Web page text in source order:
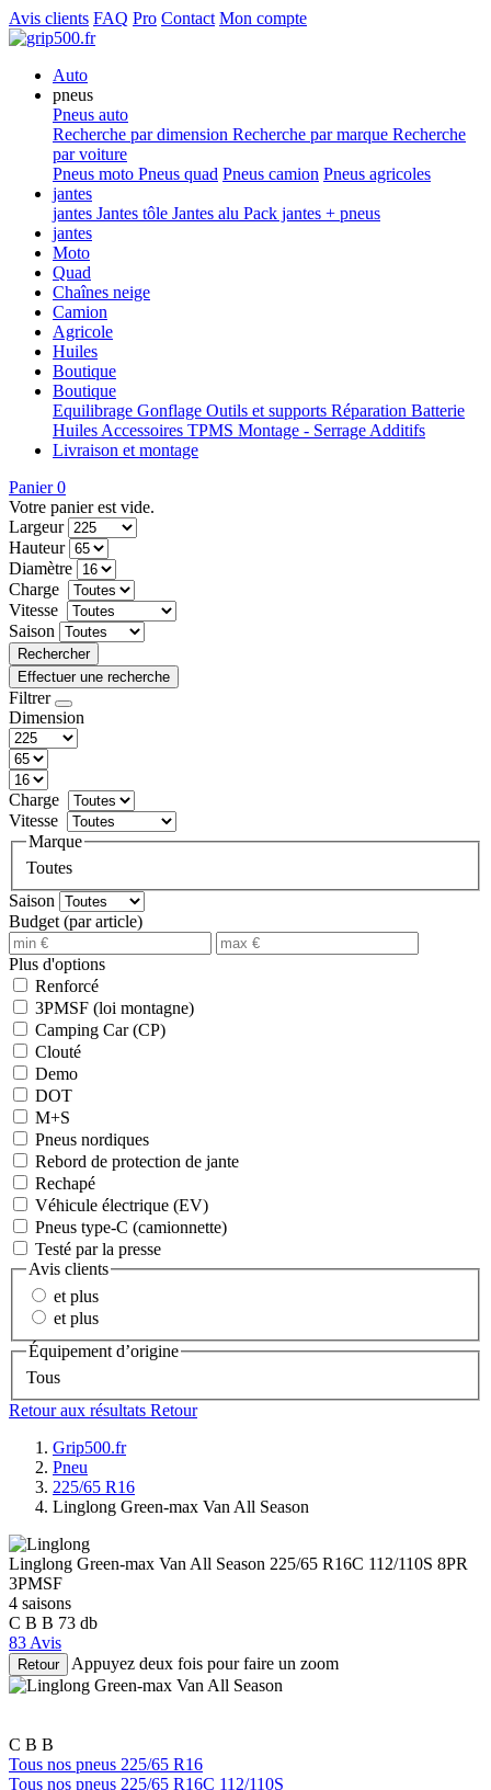
Avis clients FAQ Pro Contact Mon compte
Auto
pneus
Pneus auto
Recherche par dimension Recherche par marque Recherche
par voiture
Pneus moto Pneus quad Pneus camion Pneus agricoles
jantes
jantes Jantes tôle Jantes alu Pack jantes + pneus
jantes
Moto
Quad
Chaînes neige
Camion
Agricole
Huiles
Boutique
Boutique
Equilibrage Gonflage Outils et supports Réparation Batterie
Huiles Accessoires TPMS Montage - Serrage Additifs
Livraison et montage
Panier 0
Votre panier est vide.
Largeur
Hauteur
Diamètre
Charge
Vitesse
Saison
Rechercher
Effectuer une recherche
Filtrer
Dimension
Charge
Vitesse
Marque
Toutes
Saison
Budget (par article)
Plus d'options
Renforcé
3PMSF (loi montagne)
Camping Car (CP)
Clouté
Demo
DOT
M+S
Pneus nordiques
Rebord de protection de jante
Rechapé
Véhicule électrique (EV)
Pneus type-C (camionnette)
Testé par la presse
Avis clients
et plus
et plus
Équipement d’origine
Tous
Retour aux résultats Retour
Grip500.fr
Pneu
225/65 R16
Linglong Green-max Van All Season
Linglong Green-max Van All Season 225/65 R16C 112/110S 8PR
3PMSF
4 saisons
C B B 73 db
83 Avis
Retour Appuyez deux fois pour faire un zoom
C B B
Tous nos pneus 225/65 R16
Tous nos pneus 225/65 R16C 112/110S